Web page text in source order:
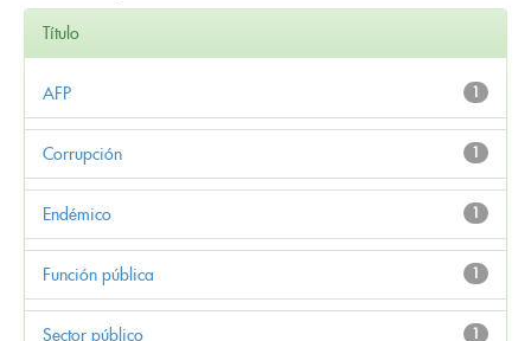
Título
1
AFP
1
Corrupción
1
Endémico
1
Función pública
1
Sector público